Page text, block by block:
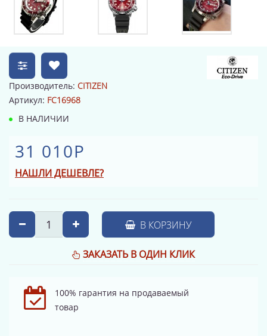
Производитель: CITIZEN
Артикул: FC16968
В НАЛИЧИИ
31 010Р
НАШЛИ ДЕШЕВЛЕ?
В КОРЗИНУ
ЗАКАЗАТЬ В ОДИН КЛИК
100% гарантия на продаваемый
товар